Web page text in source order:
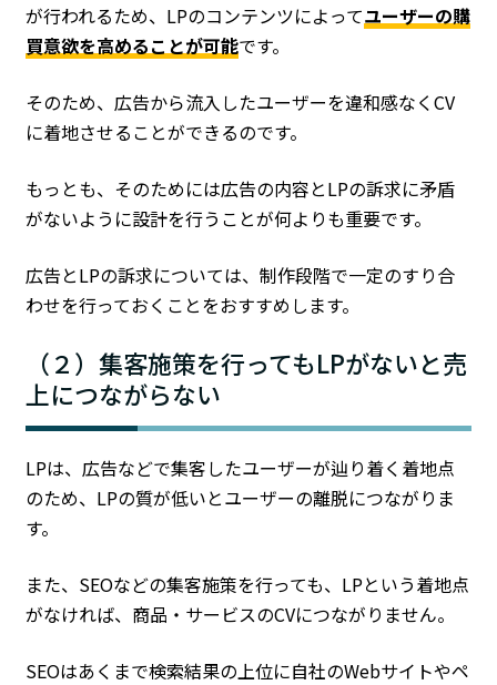
が行われるため、LPのコンテンツによってユーザーの購
買意欲を高めることが可能です。
そのため、広告から流入したユーザーを違和感なくCV
に着地させることができるのです。
もっとも、そのためには広告の内容とLPの訴求に矛盾
がないように設計を行うことが何よりも重要です。
広告とLPの訴求については、制作段階で一定のすり合
わせを行っておくことをおすすめします。
（２）集客施策を行ってもLPがないと売
上につながらない
LPは、広告などで集客したユーザーが辿り着く着地点
のため、LPの質が低いとユーザーの離脱につながりま
す。
また、SEOなどの集客施策を行っても、LPという着地点
がなければ、商品・サービスのCVにつながりません。
SEOはあくまで検索結果の上位に自社のWebサイトやペ